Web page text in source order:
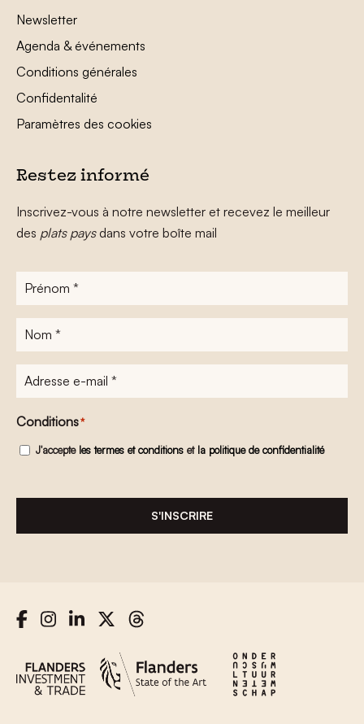
Newsletter
Agenda & événements
Conditions générales
Confidentalité
Paramètres des cookies
Restez informé
Inscrivez-vous à notre newsletter et recevez le meilleur
des plats paysdans votre boîte mail
Prénom
Nom
Adresse
e-
mail*
Conditions*
J'accepte les termes et conditions et la politique de confidentialité
S'INSCRIRE